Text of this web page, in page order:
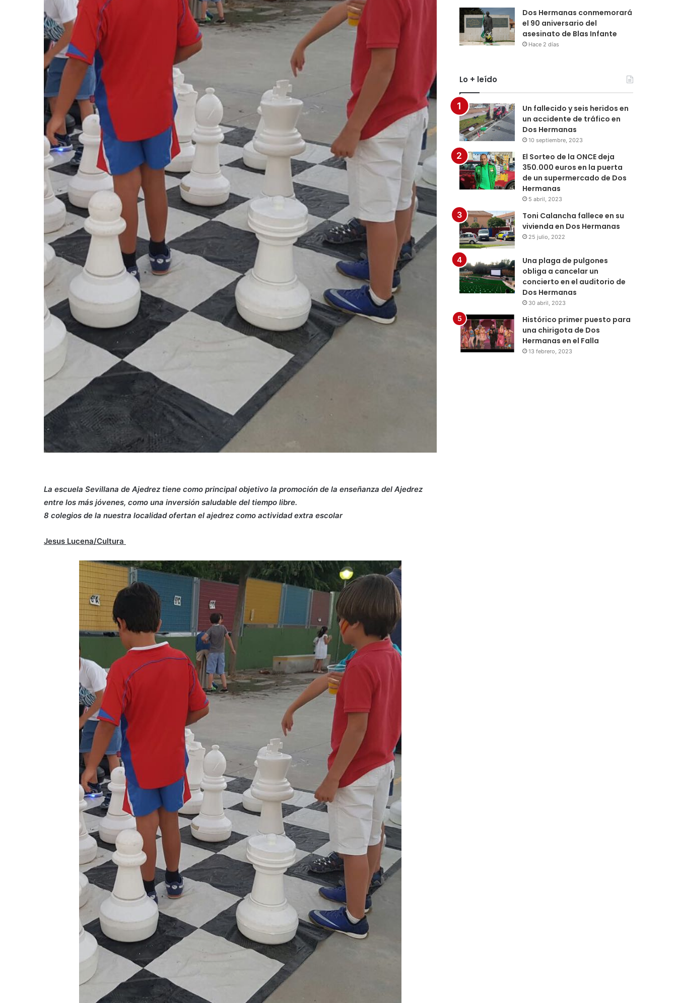
La escuela Sevillana de Ajedrez tiene como principal objetivo la promoción de la enseñanza del Ajedrez
entre los más jóvenes, como una inversión saludable del tiempo libre.
8 colegios de la nuestra localidad ofertan el ajedrez como actividad extra escolar
Jesus Lucena/Cultura
Dos Hermanas conmemorará
el 90 aniversario del
asesinato de Blas Infante
Hace 2 días
Lo + leído
Un fallecido y seis heridos en
un accidente de tráfico en
Dos Hermanas
10 septiembre, 2023
El Sorteo de la ONCE deja
350.000 euros en la puerta
de un supermercado de Dos
Hermanas
5 abril, 2023
Toni Calancha fallece en su
vivienda en Dos Hermanas
25 julio, 2022
Una plaga de pulgones
obliga a cancelar un
concierto en el auditorio de
Dos Hermanas
30 abril, 2023
Histórico primer puesto para
una chirigota de Dos
Hermanas en el Falla
13 febrero, 2023